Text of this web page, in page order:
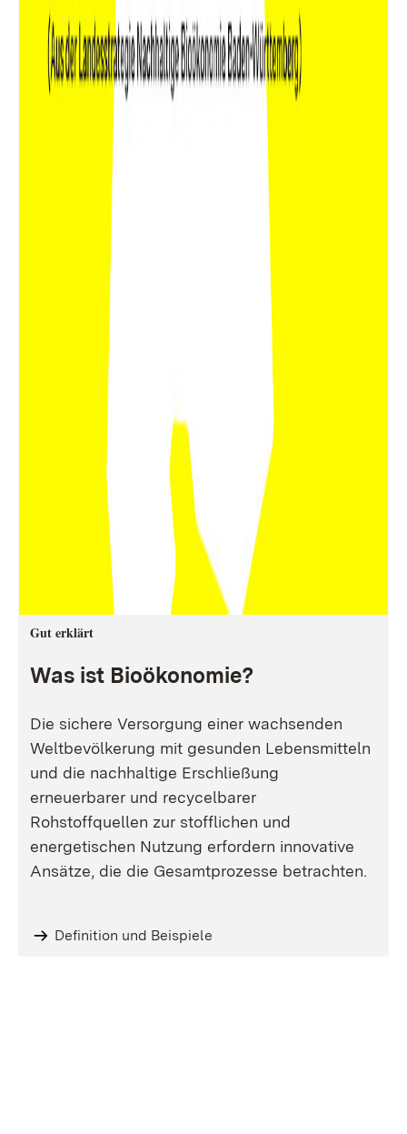
Gut erklärt
Was ist Bioökonomie?
Die sichere Versorgung einer wachsenden
Weltbevölkerung mit gesunden Lebensmitteln
und die nachhaltige Erschließung
erneuerbarer und recycelbarer
Rohstoffquellen zur stofflichen und
energetischen Nutzung erfordern innovative
Ansätze, die die Gesamtprozesse betrachten.
Definition und Beispiele